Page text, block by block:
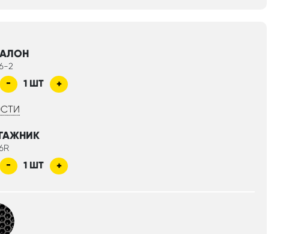
2
- 1 ШТ +
- 1 ШТ +